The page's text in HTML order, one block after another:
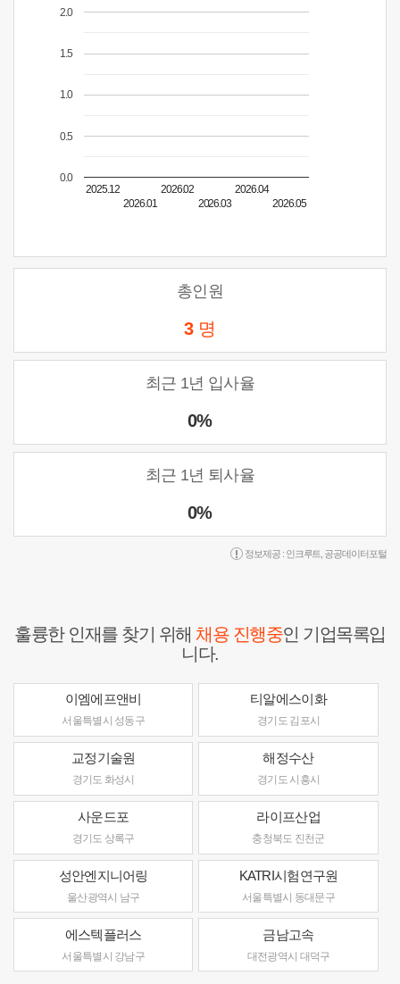
2025.12
2026.01
2026.02
2026.03
2026.04
2026.05
0.0
0.5
1.0
1.5
2.0
총인원
3 명
최근 1년 입사율
0%
최근 1년 퇴사율
0%
정보제공 : 인크루트 공공데이터포털
훌륭한 인재를 찾기 위해채용 진행중인 기업목록입
니다.
이엠에프앤비
서울특별시 성동구
티알에스이화
경기도 김포시
교정기술원
경기도 화성시
해정수산
경기도 시흥시
사운드포
경기도 상록구
라이프산업
충청북도 진천군
성안엔지니어링
울산광역시 남구
KATRI시험연구원
서울특별시 동대문구
에스텍플러스
서울특별시 강남구
금남고속
대전광역시 대덕구